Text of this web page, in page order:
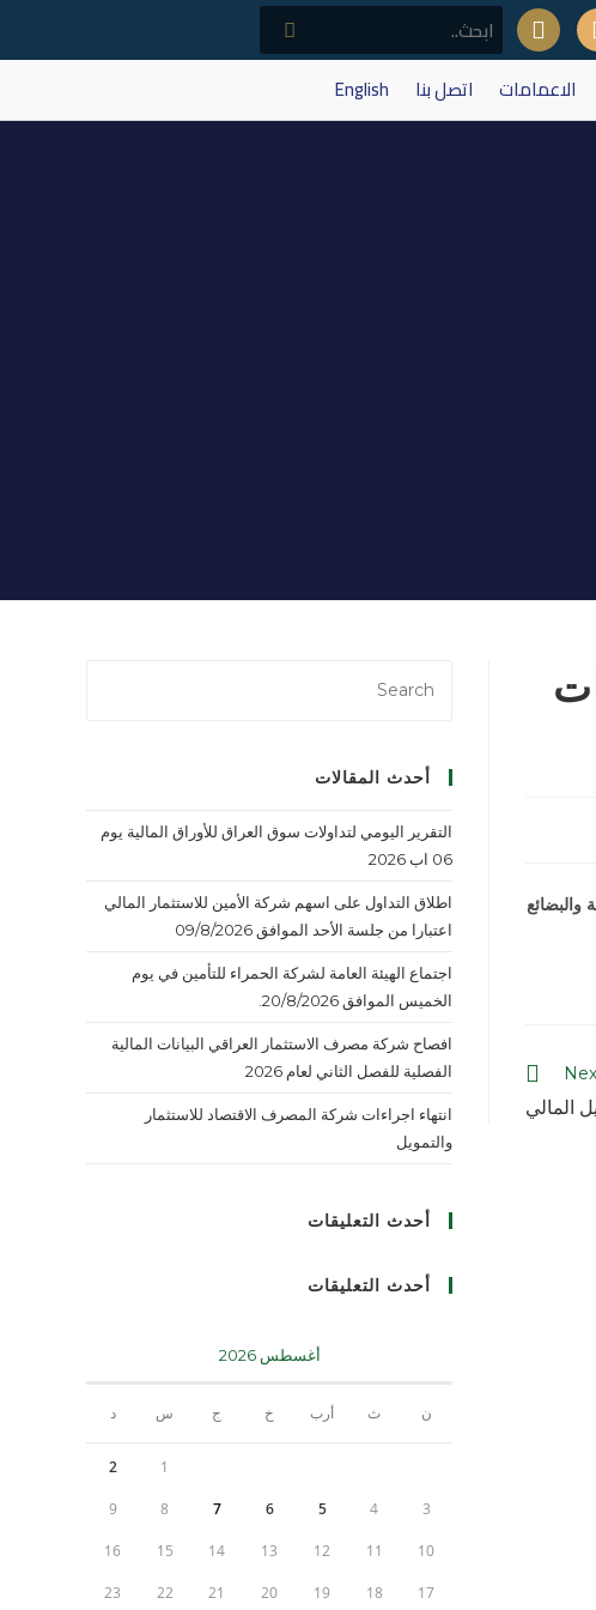
الاعمامات اتصل بنا English
النفطية والبضائع
المالي
أحدث المقالات
التقرير اليومي لتداولات سوق العراق للأوراق المالية يوم
06 اب 2026
اطلاق التداول على اسهم شركة الأمين للاستثمار المالي
اعتبارا من جلسة الأحد الموافق 09/8/2026
اجتماع الهيئة العامة لشركة الحمراء للتأمين في يوم
الخميس الموافق 20/8/2026.
افصاح شركة مصرف الاستثمار العراقي البيانات المالية
الفصلية للفصل الثاني لعام 2026
انتهاء اجراءات شركة المصرف الاقتصاد للاستثمار
والتمويل
أحدث التعليقات
أحدث التعليقات
أغسطس 2026
ن ث أرب خ ج س د
1
2
3
4
5
6
7
8
9
10
11
12
13
14
15
16
17
18
19
20
21
22
23